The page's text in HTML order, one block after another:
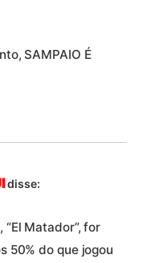
SAMPAIO É
disse:
Matador”, for
50% do que jogou